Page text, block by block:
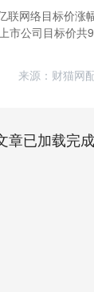
联网络目标价
市公司目标价
来源：财猫网
章已加载完成